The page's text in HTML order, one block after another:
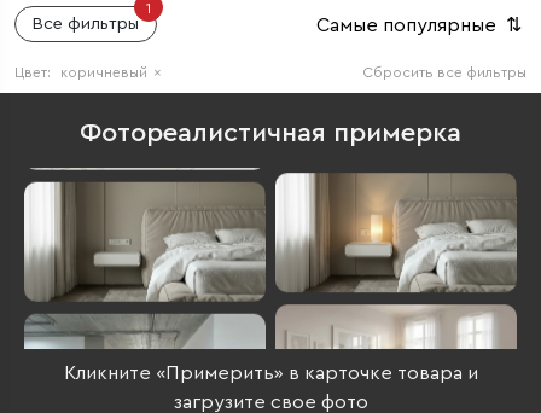
Все фильтры
1
Самые популярные ⇅
Сбросить все фильтры
Цвет: коричневый ×
Фотореалистичная примерка
Кликните «Примерить» в карточке товара и
загрузите свое фото